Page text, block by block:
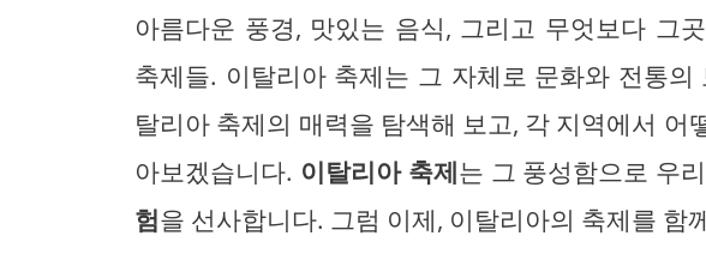
아름다운 풍경, 맛있는 음식, 그리고 무엇보다 그
축제들. 이탈리아 축제는 그 자체로 문화와 전통의
탈리아 축제의 매력을 탐색해 보고, 각 지역에서 어
아보겠습니다. 이탈리아 축제는 그 풍성함으로 우
험을 선사합니다. 그럼 이제, 이탈리아의 축제를 함